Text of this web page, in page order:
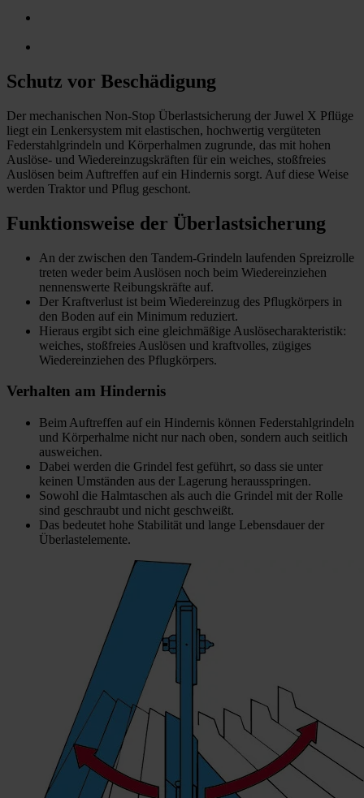
Schutz vor Beschädigung
Der mechanischen Non-Stop Überlastsicherung der Juwel X Pflüge
liegt ein Lenkersystem mit elastischen, hochwertig vergüteten
Federstahlgrindeln und Körperhalmen zugrunde, das mit hohen
Auslöse- und Wiedereinzugskräften für ein weiches, stoßfreies
Auslösen beim Auftreffen auf ein Hindernis sorgt. Auf diese Weise
werden Traktor und Pflug geschont.
Funktionsweise der Überlastsicherung
An der zwischen den Tandem-Grindeln laufenden Spreizrolle
treten weder beim Auslösen noch beim Wiedereinziehen
nennenswerte Reibungskräfte auf.
Der Kraftverlust ist beim Wiedereinzug des Pflugkörpers in
den Boden auf ein Minimum reduziert.
Hieraus ergibt sich eine gleichmäßige Auslösecharakteristik:
weiches, stoßfreies Auslösen und kraftvolles, zügiges
Wiedereinziehen des Pflugkörpers.
Verhalten am Hindernis
Beim Auftreffen auf ein Hindernis können Federstahlgrindeln
und Körperhalme nicht nur nach oben, sondern auch seitlich
ausweichen.
Dabei werden die Grindel fest geführt, so dass sie unter
keinen Umständen aus der Lagerung herausspringen.
Sowohl die Halmtaschen als auch die Grindel mit der Rolle
sind geschraubt und nicht geschweißt.
Das bedeutet hohe Stabilität und lange Lebensdauer der
Überlastelemente.